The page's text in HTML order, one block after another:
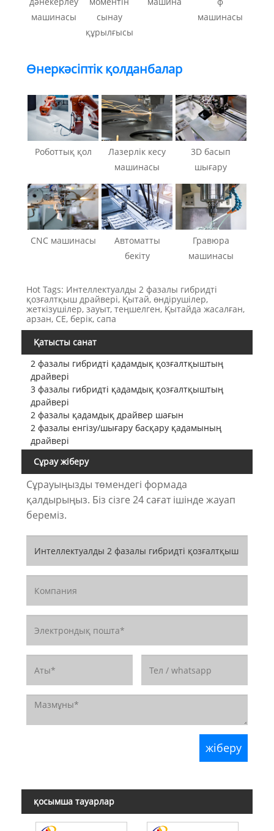
машинасы
сынау
құрылғысы
машинасы
Өнеркәсіптік қолданбалар
Роботтық қол
Лазерлік кесу
машинасы
3D басып
шығару
CNC машинасы
Автоматты
бекіту
Гравюра
машинасы
Hot Tags: Интеллектуалды 2 фазалы гибридті
қозғалтқыш драйвері, Қытай, өндірушілер,
жеткізушілер, зауыт, теңшелген, Қытайда жасалған,
арзан, CE, берік, сапа
Қатысты санат
2 фазалы гибридті қадамдық қозғалтқыштың
драйвері
3 фазалы гибридті қадамдық қозғалтқыштың
драйвері
2 фазалы қадамдық драйвер шағын
2 фазалы енгізу/шығару басқару қадамының
драйвері
Сұрау жіберу
Сұрауыңызды төмендегі формада
қалдырыңыз. Біз сізге 24 сағат ішінде жауап
береміз.
қосымша тауарлар